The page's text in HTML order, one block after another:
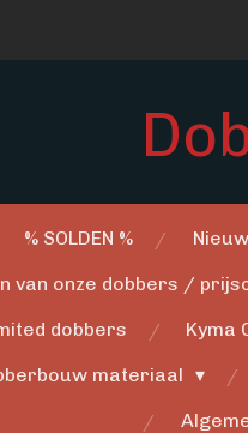
% SOLDEN %
van onze dobbers /
dobbers
Kyma
materiaal